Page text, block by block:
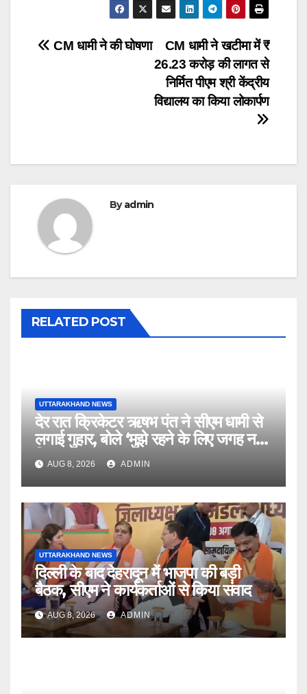
Post
CM धामी ने खटीमा में ₹
26.23 करोड़ की लागत से
निर्मित पीएम श्री केंद्रीय
विद्यालय का किया लोकार्पण
CM धामी ने की घोषणा
Byadmin
RELATED POST
UTTARAKHAND NEWS
देर रात क्रिकेटर ऋषभ पंत ने सीएम धामी से
लगाई गुहार, बोले ‘मुझे रहने के लिए जगह नहीं
मिल रही’
AUG 8, 2026 ADMIN
UTTARAKHAND NEWS
दिल्ली के बाद देहरादून में भाजपा की बड़ी
बैठक, सीएम ने कार्यकर्ताओं से किया संवाद
AUG 8, 2026 ADMIN